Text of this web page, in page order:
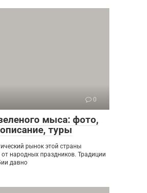
0
мыса: фото,
туры
рынок этой страны
от народных праздников. Традиции
давно